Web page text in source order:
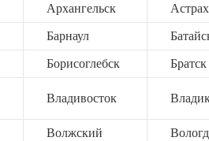
Архангельск
Барнаул
Борисоглебск Братск
Владивосток
Волжский